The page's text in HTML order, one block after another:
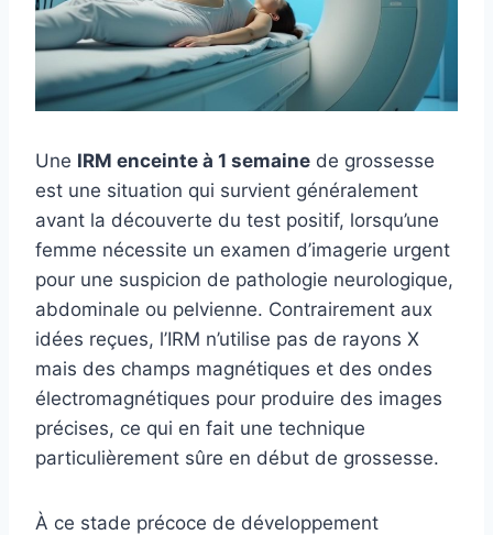
Une IRM enceinte à 1 semaine de grossesse
est une situation qui survient généralement
avant la découverte du test positif, lorsqu’une
femme nécessite un examen d’imagerie urgent
pour une suspicion de pathologie neurologique,
abdominale ou pelvienne. Contrairement aux
idées reçues, l’IRM n’utilise pas de rayons X
mais des champs magnétiques et des ondes
électromagnétiques pour produire des images
précises, ce qui en fait une technique
particulièrement sûre en début de grossesse.
À ce stade précoce de développement